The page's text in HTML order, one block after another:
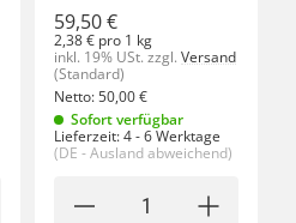
59,50 €
2,38 € pro 1 kg
inkl. 19% USt. zzgl. Versand
(Standard)
Netto:50,00€
Sofort verfügbar
Lieferzeit:4 - 6 Werktage
(DE - Ausland abweichend)